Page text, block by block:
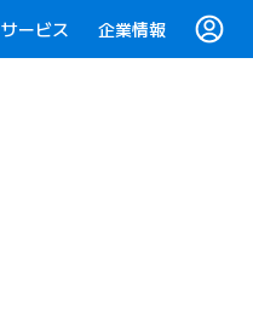
サービス 企業情報